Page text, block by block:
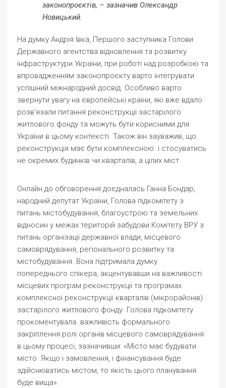
законопроєктів, – зазначив Олександр
Новицький.
На думку Андрія Івка, Першого заступника Голови
Державного агентства відновлення та розвитку
інфраструктури України, при роботі над розробкою та
впровадженням законопроєкту варто інтегрувати
успішний міжнародний досвід. Особливо варто
звернути увагу на європейські країни, які вже вдало
розв’язали питання реконструкції застарілого
житлового фонду та можуть бути корисними для
України в цьому контексті. Також він зауважив, що
реконструкція має бути комплексною і стосуватись
не окремих будинків чи кварталів, а цілих міст.
Онлайн до обговорення доєдналась Ганна Бондар,
народний депутат України, Голова підкомітету з
питань містобудування, благоустрою та земельних
відносин у межах територій забудови Комітету ВРУ з
питань організації державної влади, місцевого
самоврядування, регіонального розвитку та
містобудування. Вона підтримала думку
попереднього спікера, акцентувавши на важливості
місцевих програм реконструкції та програмах
комплексної реконструкції кварталів (мікрорайонів)
застарілого житлового фонду. Голова підкомітету
прокоментувала важливість формального
закріплення ролі органів місцевого самоврядування
в цьому процесі, зазначивши: «Місто має будувати
місто. Якщо і замовлення, і фінансування буде
здійснюватись містом, то якість цього планування
буде вища».